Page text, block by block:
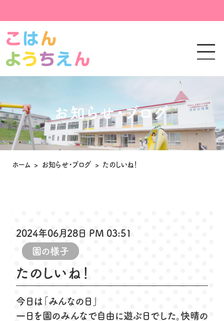
お知らせ・ブログ
ホーム > お知らせ・ブログ > たのしいね！
2024年06月28日 PM 03:51
園の様子
たのしいね！
今日は「みんなの日」
一日を園のみんなで自由に遊ぶ日でした。快晴の